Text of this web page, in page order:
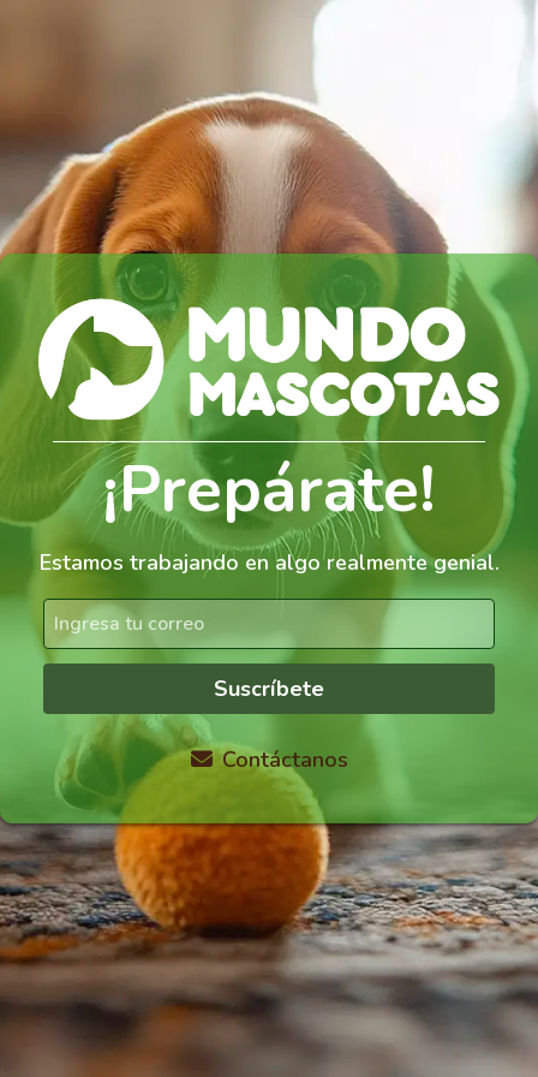
¡Prepárate!
Estamos trabajando en algo realmente genial.
Suscríbete
Contáctanos